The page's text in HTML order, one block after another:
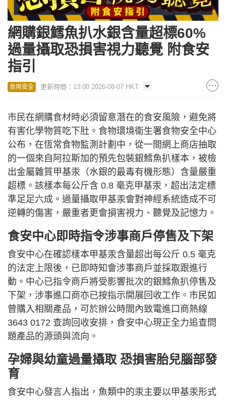
網購銀鱈魚扒水銀含量超標60%
過量攝取恐損害視力聽覺 附食安
指引
食用安全 更新時間：13:00 2026-08-07 HKT
市民在網購食材時必須留意潛在的食安風險，避免將
有害化學物質吃下肚。食物環境衞生署食物安全中心
公布，在恆常食物監測計劃中，從一間網上商店抽取
的一個來自阿拉斯加的預先包裝銀鱈魚扒樣本，被檢
出金屬雜質甲基汞（水銀的最毒有機形態）含量嚴重
超標。該樣本每公斤含 0.8 毫克甲基汞，超出法定標
準足足六成。過量攝取甲基汞會對神經系統造成不可
逆轉的傷害，嚴重者更會損害視力、聽覺及記憶力。
食安中心即時指令涉事商戶停售及下架
食安中心在確認樣本甲基汞含量超出每公斤 0.5 毫克
的法定上限後，已即時知會涉事商戶並採取跟進行
動。中心已指令商戶將受影響批次的銀鱈魚扒停售及
下架，涉事進口商亦已按指示開展回收工作。市民如
曾購入相關產品，可於辦公時間內致電進口商熱線
3643 0172 查詢回收安排，食安中心現正全力追查問
題產品的源頭與流向。
孕婦與幼童過量攝取 恐損害胎兒腦部發
育
食安中心發言人指出，魚類中的汞主要以甲基汞形式